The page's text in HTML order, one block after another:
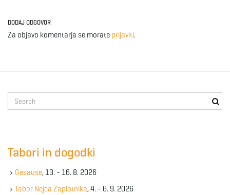
DODAJ ODGOVOR
Za objavo komentarja se morate prijaviti.
e
e
y
Tabori in dogodki
Gesause, 13. - 16. 8. 2026
Tabor Nejca Zaplotnika, 4. - 6. 9. 2026